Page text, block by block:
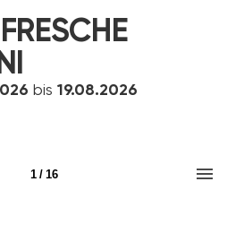
FRESCHE
bis 19.08.2026